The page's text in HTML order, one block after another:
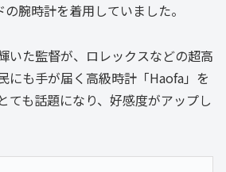
腕時計を着用していました。
いた監督が、ロレックスなどの超高
にも手が届く高級時計「Haofa」を
ても話題になり、好感度がアップし